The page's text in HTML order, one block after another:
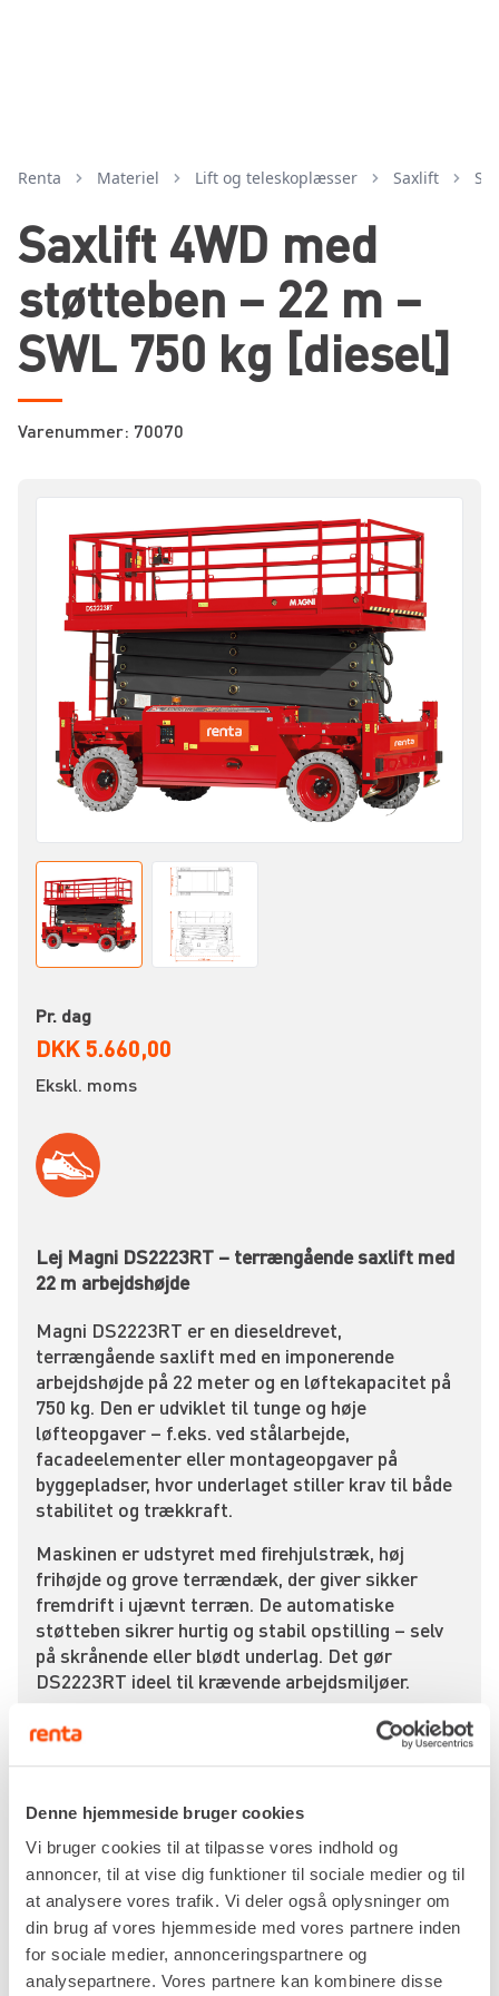
Denne hjemmeside bruger cookies
Vi bruger cookies til at tilpasse vores indhold og
annoncer, til at vise dig funktioner til sociale medier og til
at analysere vores trafik. Vi deler også oplysninger om
din brug af vores hjemmeside med vores partnere inden
for sociale medier, annonceringspartnere og
analysepartnere. Vores partnere kan kombinere disse
Renta Materiel lift og teleskoplæsser saxlift
Saxlift 4WD med
støtteben – 22 m –
SWL 750 kg [diesel]
Varenummer: 70070
Pr. dag
DKK 5.660,00
Ekskl. moms
Lej Magni DS2223RT – terrængående saxlift med
22 m arbejdshøjde
Magni DS2223RT er en dieseldrevet,
terrængående saxlift med en imponerende
arbejdshøjde på 22 meter og en løftekapacitet på
750 kg. Den er udviklet til tunge og høje
løfteopgaver – f.eks. ved stålarbejde,
facadeelementer eller montageopgaver på
byggepladser, hvor underlaget stiller krav til både
stabilitet og trækkraft.
Maskinen er udstyret med firehjulstræk, høj
frihøjde og grove terrændæk, der giver sikker
fremdrift i ujævnt terræn. De automatiske
støtteben sikrer hurtig og stabil opstilling – selv
på skrånende eller blødt underlag. Det gør
DS2223RT ideel til krævende arbejdsmiljøer.
Platformen er ekstra stor og har manuelt udskud,
så du nemt kan nå ind over facader eller
flere personer og tungt grej er produktiviteten i
top – uden at du skal gå på kompromis med
sikkerhed eller komfort.
Magni DS2223RT er bygget til at levere, når det
virkelig gælder – med kraft, rækkevidde og
bæreevne i særklasse.
Lej Magni DS2223RT hos Renta og få en af